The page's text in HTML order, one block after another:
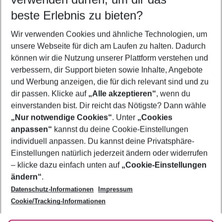
5-8 Nächte
2 Erwachsene Keine Kinder
Mehr Filter anzeigen
Footer
Footer navigation
Über uns
AGB
Bestpreisgarantie
Cookie-Einstellungen ändern
Cookie-Richtlinie
Agenturbetreuung
Barrierefreies Reisen
Folge uns
beste Erlebnis zu bieten?
Wir verwenden Cookies und ähnliche Technologien, um
unsere Webseite für dich am Laufen zu halten. Dadurch
können wir die Nutzung unserer Plattform verstehen und
verbessern, dir Support bieten sowie Inhalte, Angebote
und Werbung anzeigen, die für dich relevant sind und zu
dir passen. Klicke auf „Alle akzeptieren“, wenn du
einverstanden bist. Dir reicht das Nötigste? Dann wähle
„Nur notwendige Cookies“. Unter „Cookies
anpassen“ kannst du deine Cookie-Einstellungen
individuell anpassen. Du kannst deine Privatsphäre-
Einstellungen natürlich jederzeit ändern oder widerrufen
– klicke dazu einfach unten auf „Cookie-Einstellungen
ändern“.
Datenschutz-Informationen
Impressum
Cookie/Tracking-Informationen